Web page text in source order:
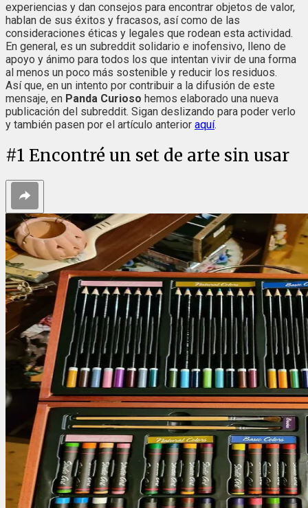
experiencias y dan consejos para encontrar objetos de valor,
hablan de sus éxitos y fracasos, así como de las
consideraciones éticas y legales que rodean esta actividad.
En general, es un subreddit solidario e inofensivo, lleno de
apoyo y ánimo para todos los que intentan vivir de una forma
al menos un poco más sostenible y reducir los residuos.
Así que, en un intento por contribuir a la difusión de este
mensaje, en Panda Curioso hemos elaborado una nueva
publicación del subreddit. Sigan deslizando para poder verlo
y también pasen por el artículo anterior aquí.
#1 Encontré un set de arte sin usar